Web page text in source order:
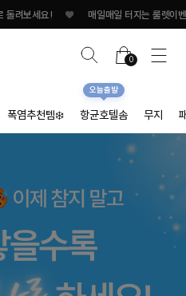
보세요! ♥ 매일매일 터지는 룰렛이벤트
0
폭염추천템❄️ 항균호텔솜
오늘출발
무지